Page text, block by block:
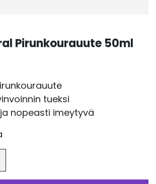
Pirunkourauute 50ml
tueksi
nopeasti imeytyvä